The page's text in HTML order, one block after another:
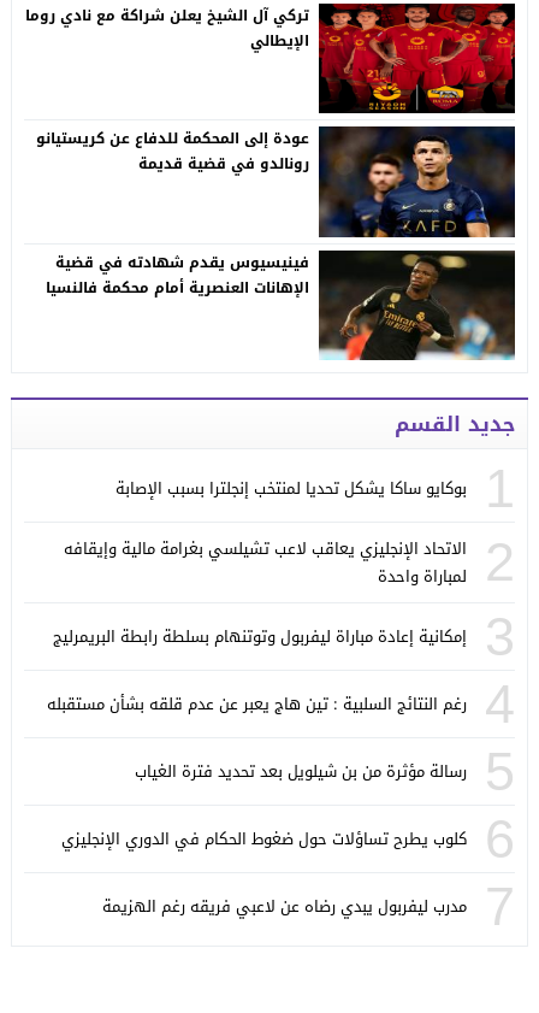
تركي آل الشيخ يعلن شراكة مع نادي روما
الإيطالي
عودة إلى المحكمة للدفاع عن كريستيانو
رونالدو في قضية قديمة
فينيسيوس يقدم شهادته في قضية
الإهانات العنصرية أمام محكمة فالنسيا
جديد القسم
1 بوكايو ساكا يشكل تحديا لمنتخب إنجلترا بسبب الإصابة
2
الاتحاد الإنجليزي يعاقب لاعب تشيلسي بغرامة مالية وإيقافه
لمباراة واحدة
3 إمكانية إعادة مباراة ليفربول وتوتنهام بسلطة رابطة البريمرليج
4 رغم النتائج السلبية : تين هاج يعبر عن عدم قلقه بشأن مستقبله
5 رسالة مؤثرة من بن شيلويل بعد تحديد فترة الغياب
6 كلوب يطرح تساؤلات حول ضغوط الحكام في الدوري الإنجليزي
7 مدرب ليفربول يبدي رضاه عن لاعبي فريقه رغم الهزيمة